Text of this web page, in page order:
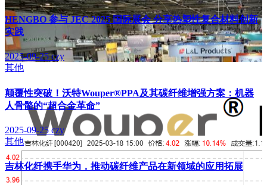
HENGBO 参与 JEC 2025 国际展会 分享热塑性复合材料创新
实践
2025-09-25czy
其他
颠覆性突破！沃特Wouper®PPA及其碳纤维增强方案：机器
人骨骼的“超合金革命”
2025-09-25 czy
其他
吉林化纤携手华为，推动碳纤维产品在新领域的应用拓展